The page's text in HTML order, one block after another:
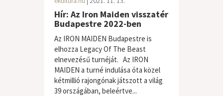
Hír: Az Iron Maiden visszatér
Budapestre 2022-ben
Az IRON MAIDEN Budapestre is
elhozza Legacy Of The Beast
elnevezésű turnéját. Az IRON
MAIDEN a turné indulása óta közel
kétmillió rajongónak játszott a világ
39 országában, beleértve...